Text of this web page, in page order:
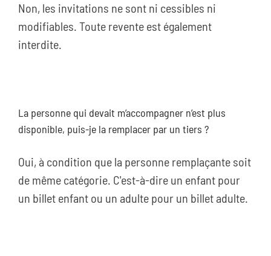
Non, les invitations ne sont ni cessibles ni
modifiables. Toute revente est également
interdite.
La personne qui devait m’accompagner n’est plus
disponible, puis-je la remplacer par un tiers ?
Oui, à condition que la personne remplaçante soit
de même catégorie. C'est-à-dire un enfant pour
un billet enfant ou un adulte pour un billet adulte.